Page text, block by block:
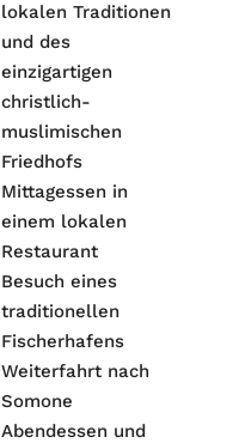
lokalen Traditionen
und des
einzigartigen
christlich-
muslimischen
Friedhofs
Mittagessen in
einem lokalen
Restaurant
Besuch eines
traditionellen
Fischerhafens
Weiterfahrt nach
Somone
Abendessen und